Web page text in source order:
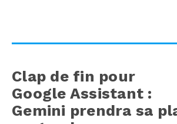
Clap de fin pour
Google Assistant :
Gemini prendra sa